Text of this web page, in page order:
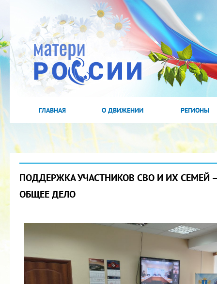
ГЛАВНАЯ О ДВИЖЕНИИ РЕГИОНЫ
ПОДДЕРЖКА УЧАСТНИКОВ СВО И ИХ СЕМЕЙ
ОБЩЕЕ ДЕЛО